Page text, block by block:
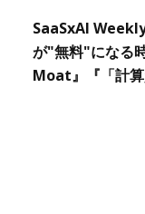
SaaSxAI
が"無料"になる
Moat』『「計算